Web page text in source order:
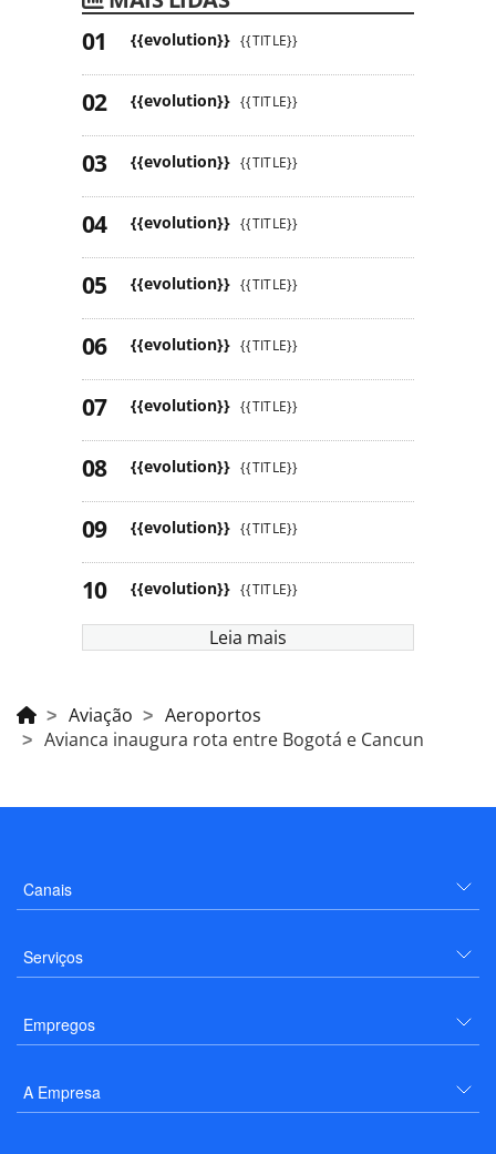
{{evolution}} {{TITLE}}
{{evolution}} {{TITLE}}
{{evolution}} {{TITLE}}
{{evolution}} {{TITLE}}
{{evolution}} {{TITLE}}
{{evolution}} {{TITLE}}
{{evolution}} {{TITLE}}
{{evolution}} {{TITLE}}
{{evolution}} {{TITLE}}
{{evolution}} {{TITLE}}
Leia mais
Aviação
Aeroportos
Avianca inaugura rota entre Bogotá e Cancun
Canais
Serviços
Empregos
A Empresa